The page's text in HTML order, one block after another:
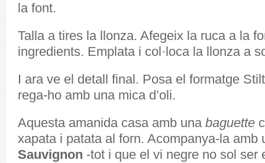
la font.
Talla a tires la llonza. Afegeix la ruca a la
ingredients. Emplata i col·loca la llonza a
I ara ve el detall final. Posa el formatge
rega-ho amb una mica d’oli.
Aquesta amanida casa amb una baguette
xapata i patata al forn. Acompanya-la amb
Sauvignon -tot i que el vi negre no sol ser